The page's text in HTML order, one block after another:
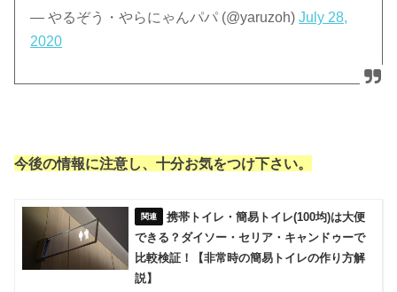
— やるぞう・やらにゃんパパ (@yaruzoh)July 28,
2020
今後の情報に注意し、十分お気をつけ下さい。
携帯トイレ・簡易トイレ(100均)は大便
できる？ダイソー・セリア・キャンドゥーで
比較検証！【非常時の簡易トイレの作り方解
説】